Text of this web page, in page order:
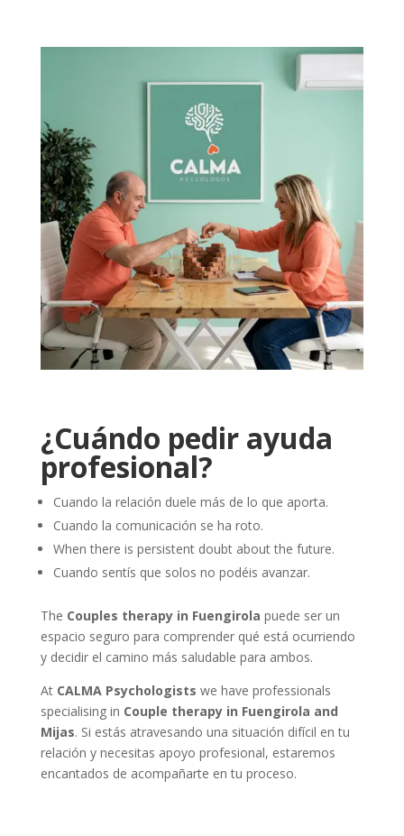
¿Cuándo pedir ayuda
profesional?
Cuando la relación duele más de lo que aporta.
Cuando la comunicación se ha roto.
When there is persistent doubt about the future.
Cuando sentís que solos no podéis avanzar.
The Couples therapy in Fuengirola puede ser un
espacio seguro para comprender qué está ocurriendo
y decidir el camino más saludable para ambos.
At CALMA Psychologists we have professionals
specialising in Couple therapy in Fuengirola and
Mijas. Si estás atravesando una situación difícil en tu
relación y necesitas apoyo profesional, estaremos
encantados de acompañarte en tu proceso.